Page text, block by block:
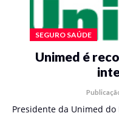
SEGURO SAÚDE
Unimed é
Presidente da Unimed